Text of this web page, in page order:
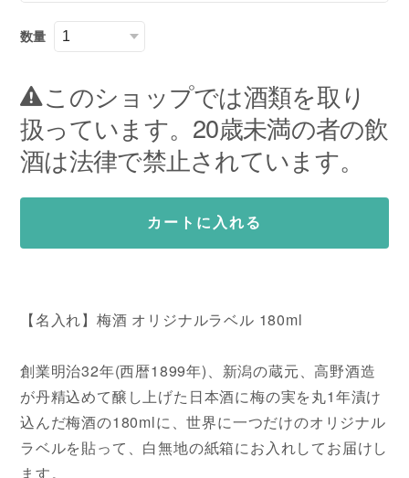
数量
このショップでは酒類を取り
扱っています。20歳未満の者の飲
酒は法律で禁止されています。
カートに入れる
【名入れ】梅酒 オリジナルラベル 180ml
創業明治32年(西暦1899年)、新潟の蔵元、高野酒造
が丹精込めて醸し上げた日本酒に梅の実を丸1年漬け
込んだ梅酒の180mlに、世界に一つだけのオリジナル
ラベルを貼って、白無地の紙箱にお入れしてお届けし
ます。